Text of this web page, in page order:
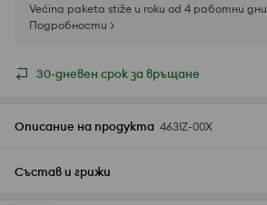
Većina paketa stiže u roku od 4 работни дни
Подробности >
30-дневен срок за връщане
Описание на продукта 463IZ-00X
Състав и грижи